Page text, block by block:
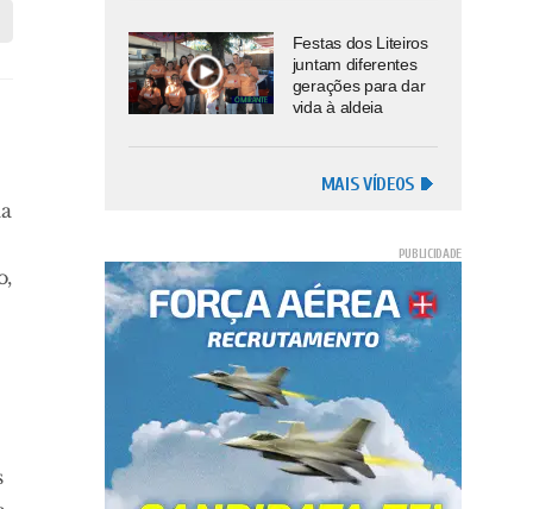
Festas dos Liteiros
juntam diferentes
gerações para dar
vida à aldeia
MAIS VÍDEOS